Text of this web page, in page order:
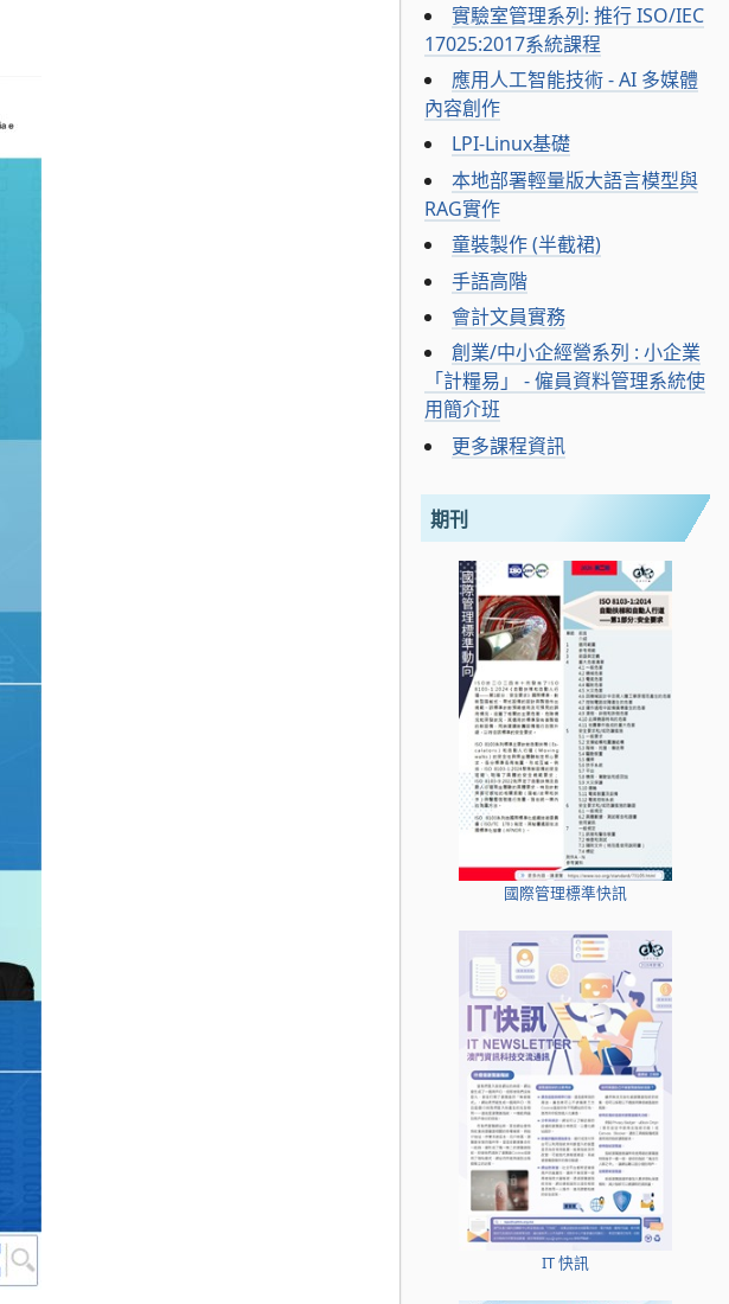
實驗室管理系列: 推行 ISO/IEC
17025:2017系統課程
應用人工智能技術 - AI 多媒體
內容創作
LPI-Linux基礎
本地部署輕量版大語言模型與
RAG實作
童裝製作 (半截裙)
手語高階
會計文員實務
創業/中小企經營系列 : 小企業
「計糧易」 - 僱員資料管理系統使
用簡介班
更多課程資訊
期刊
國際管理標準快訊
IT 快訊